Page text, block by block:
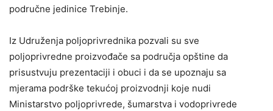
područne jedinice Trebinje.
Iz Udruženja poljoprivrednika pozvali su sve
poljoprivredne proizvođače sa područja opštine da
prisustvuju prezentaciji i obuci i da se upoznaju sa
mjerama podrške tekućoj proizvodnji koje nudi
Ministarstvo poljoprivrede, šumarstva i vodoprivrede